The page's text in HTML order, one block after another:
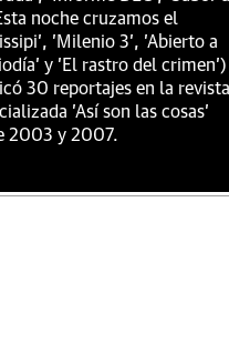
noche cruzamos el
'Milenio 3', 'Abierto a
y 'El rastro del crimen')
30 reportajes en la revista
'Así son las cosas'
2003 y 2007.